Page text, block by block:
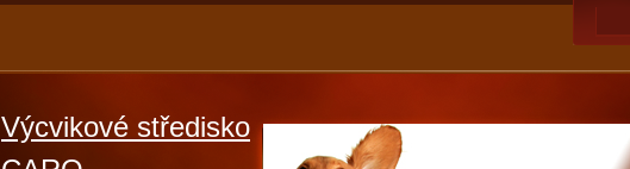
Výcvikové středisko